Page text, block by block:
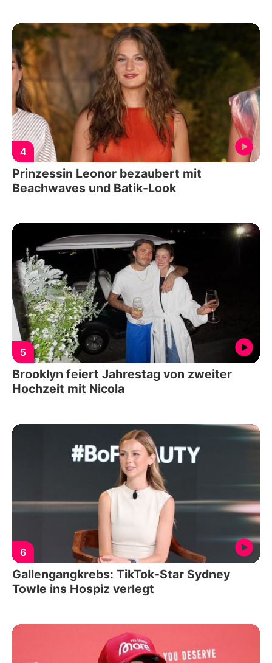
4
Prinzessin Leonor bezaubert mit
Beachwaves und Batik-Look
5
Brooklyn feiert Jahrestag von zweiter
Hochzeit mit Nicola
6
Gallengangkrebs: TikTok-Star Sydney
Towle ins Hospiz verlegt